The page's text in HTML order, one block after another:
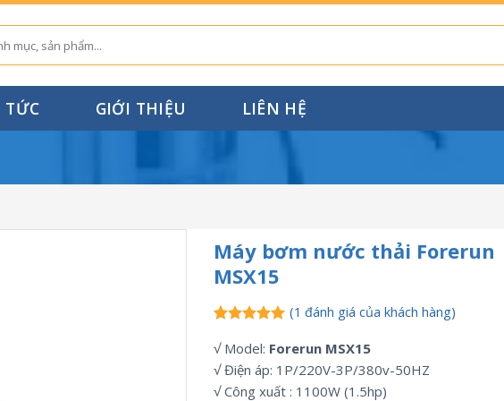
TỨC GIỚI THIỆU LIÊN HỆ
Máy bơm nước thải Forerun
MSX15
dựa trên
đánh giá
(1 đánh giá của khách hàng)
√ Model: Forerun MSX15
√ Điện áp: 1P/220V-3P/380v-50HZ
√ Công xuất : 1100W (1.5hp)